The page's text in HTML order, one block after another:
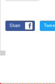
Share